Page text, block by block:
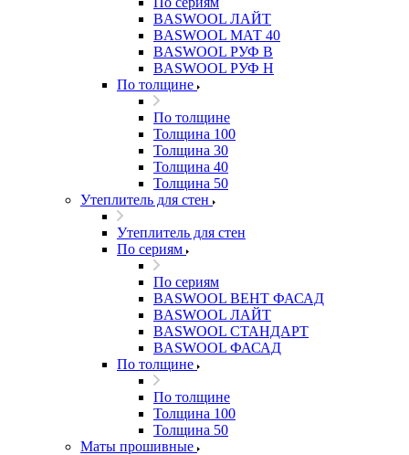
BASWOOL ЛАЙТ
BASWOOL МАТ 40
BASWOOL РУФ В
BASWOOL РУФ Н
По толщине
По толщине
Толщина 100
Толщина 30
Толщина 40
Толщина 50
Утеплитель для стен
Утеплитель для стен
По сериям
По сериям
BASWOOL ВЕНТ ФАСАД
BASWOOL ЛАЙТ
BASWOOL СТАНДАРТ
BASWOOL ФАСАД
По толщине
По толщине
Толщина 100
Толщина 50
Маты прошивные